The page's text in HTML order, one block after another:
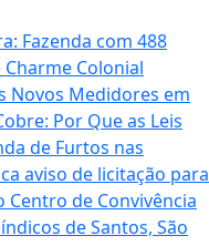
Fazenda com 488
Colonial
Novos Medidores em
Por Que as Leis
de Furtos nas
aviso de licitação para
de Convivência
de Santos, São